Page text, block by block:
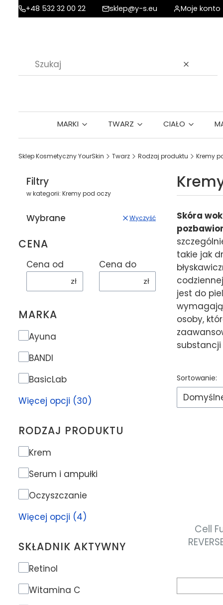
+48 532 32 00 22 sklep@y-s.eu Moje konto
Wyczyść
MARKI TWARZ CIAŁO
Sklep Kosmetyczny YourSkin Twarz Rodzaj produktu Kremy
Filtry
w kategorii: Kremy pod oczy
Wybrane Wyczyść
CENA
Cena od
zł
Cena do
zł
MARKA
Marka
Ayuna
BANDI
BasicLab
Więcej opcji (30)
RODZAJ PRODUKTU
Rodzaj produktu
Krem
Serum i ampułki
Oczyszczanie
Więcej opcji (4)
SKŁADNIK AKTYWNY
Składnik aktywny
Retinol
Witamina C
Skóra
takie jak
jest do
osoby,
substancji
Lista
Sortowanie:
Cell